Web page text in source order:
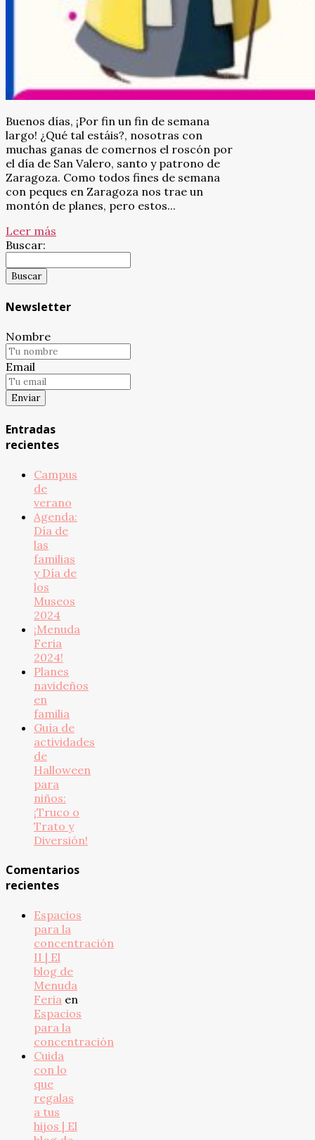
Buenos días, ¡Por fin un fin de semana
largo! ¿Qué tal estáis?, nosotras con
muchas ganas de comernos el roscón por
el día de San Valero, santo y patrono de
Zaragoza. Como todos fines de semana
con peques en Zaragoza nos trae un
montón de planes, pero estos...
Leer más
Buscar:
Newsletter
Nombre
Email
Entradas
recientes
Campus
de
verano
Agenda:
Día de
las
familias
y Día de
los
Museos
2024
¡Menuda
Feria
2024!
Planes
navideños
en
familia
Guía de
actividades
de
Halloween
para
niños:
¡Truco o
Trato y
Diversión!
Comentarios
recientes
Espacios
para la
concentración
II | El
blog de
Menuda
Feria en
Espacios
para la
concentración
Cuida
con lo
que
regalas
a tus
hijos | El